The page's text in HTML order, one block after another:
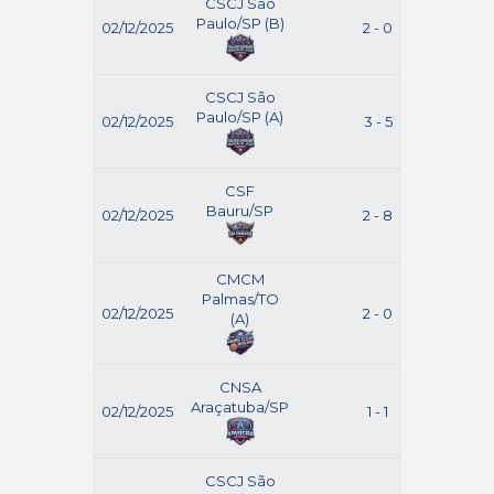
02/12/2025
Paulo/SP (B)
2 - 0
02/12/2025
CSCJ São
Paulo/SP (A)
3 - 5
02/12/2025
CSF
Bauru/SP
2 - 8
02/12/2025
CMCM
Palmas/TO
(A)
2 - 0
02/12/2025
CNSA
Araçatuba/SP
1 - 1
CSCJ São